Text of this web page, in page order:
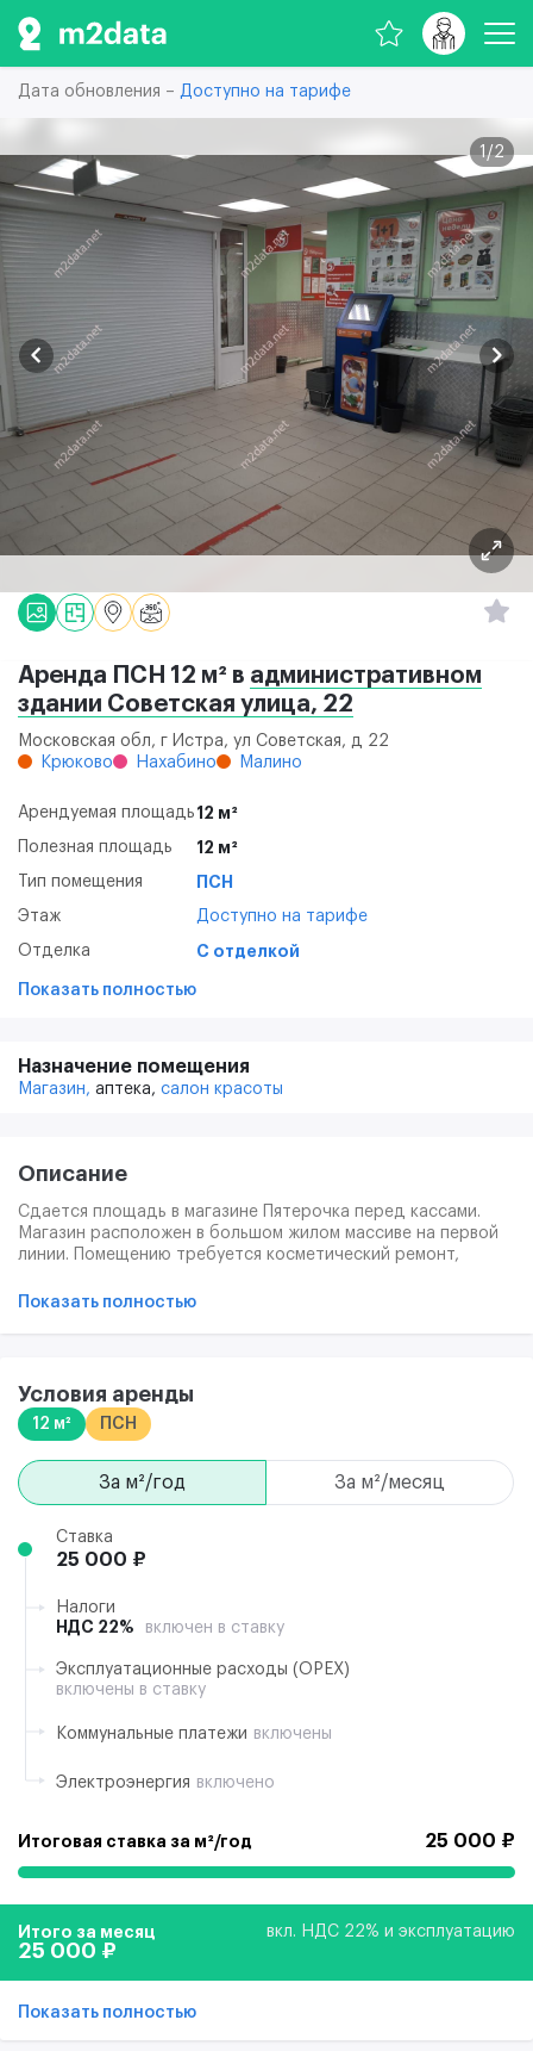
Дата обновления – Доступно на тарифе
1/2
Аренда ПСН 12 м² в административном
здании Советская улица, 22
Московская обл, г Истра, ул Советская, д 22
Крюково
Нахабино Малино
Арендуемая площадь 12 м²
Полезная площадь 12 м²
Тип помещения ПСН
Этаж Доступно на тарифе
Отделка С отделкой
Показать полностью
Назначение помещения
Магазин, аптека, салон красоты
Описание
Сдается площадь в магазине Пятерочка перед кассами.
Магазин расположен в большом жилом массиве на первой
линии. Помещению требуется косметический ремонт,
табачных изделий.
Показать полностью
Условия аренды
12 м² ПСН
за м²/год за м²/месяц
Ставка
25 000 ₽
Налоги
НДС 22%
включен в ставку
Эксплуатационные расходы (ОРЕХ)
включены в ставку
Коммунальные платежи включены
Электроэнергия включено
Итоговая ставка за м²/год 25 000 ₽
Итого за месяц вкл. НДС 22% и эксплуатацию
25 000 ₽
Показать полностью